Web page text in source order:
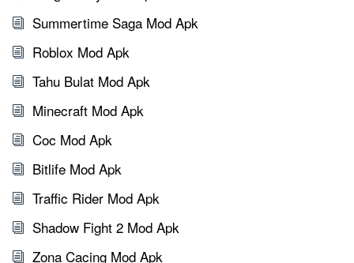
Summertime Saga Mod Apk
Roblox Mod Apk
Tahu Bulat Mod Apk
Minecraft Mod Apk
Coc Mod Apk
Bitlife Mod Apk
Traffic Rider Mod Apk
Shadow Fight 2 Mod Apk
Zona Cacing Mod Apk